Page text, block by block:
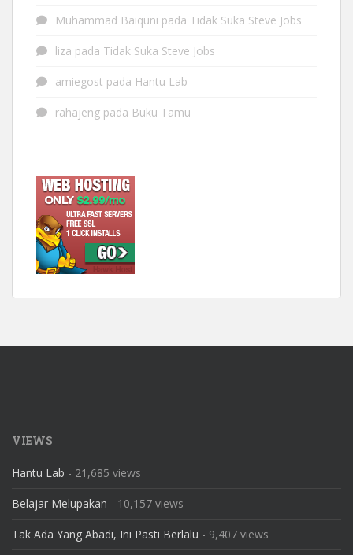
Muhammad Baiquni pada Tidak Suka Steve Jobs
liza pada Tidak Suka Steve Jobs
amiegost pada Hantu Lab
rahajeng pada Buku Tamu
VIEWS
Hantu Lab - 21,685 views
Belajar Melupakan - 10,157 views
Tak Ada Yang Abadi, Ini Pasti Berlalu - 9,407 views